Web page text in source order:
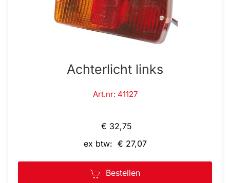
Achterlicht links
Art.nr: 41127
€ 32,75
ex btw: € 27,07
Bestellen